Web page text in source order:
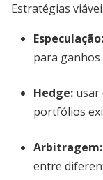
Estratégias
Especulação:
para ganhos
Hedge: usar
portfólios
Arbitragem:
entre